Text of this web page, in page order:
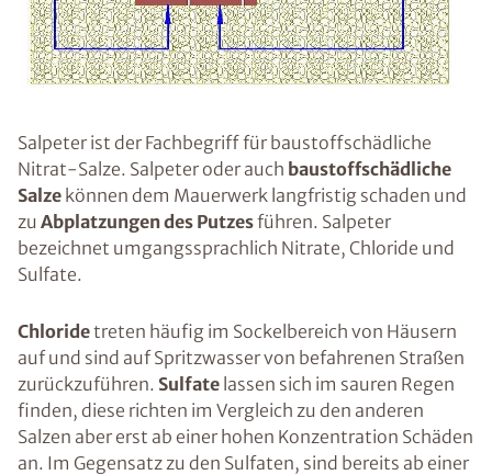
Salpeter ist der Fachbegriff für baustoffschädliche
Nitrat-Salze. Salpeter oder auch baustoffschädliche
Salze können dem Mauerwerk langfristig schaden und
zu Abplatzungen des Putzesführen. Salpeter
bezeichnet umgangssprachlich Nitrate, Chloride und
Sulfate.
Chloridetreten häufig im Sockelbereich von Häusern
auf und sind auf Spritzwasser von befahrenen Straßen
zurückzuführen. Sulfate lassen sich im sauren Regen
finden, diese richten im Vergleich zu den anderen
Salzen aber erst ab einer hohen Konzentration Schäden
an. Im Gegensatz zu den Sulfaten, sind bereits ab einer